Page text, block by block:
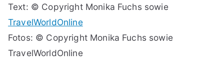
Text: © Copyright Monika Fuchs sowie
TravelWorldOnline
Fotos: © Copyright Monika Fuchs sowie
TravelWorldOnline